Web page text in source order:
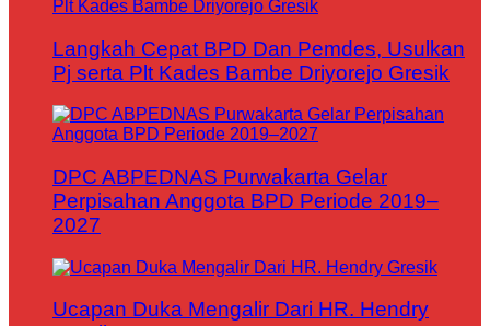
Langkah Cepat BPD Dan Pemdes, Usulkan
Pj serta Plt Kades Bambe Driyorejo Gresik
DPC ABPEDNAS Purwakarta Gelar
Perpisahan Anggota BPD Periode 2019–
2027
Ucapan Duka Mengalir Dari HR. Hendry